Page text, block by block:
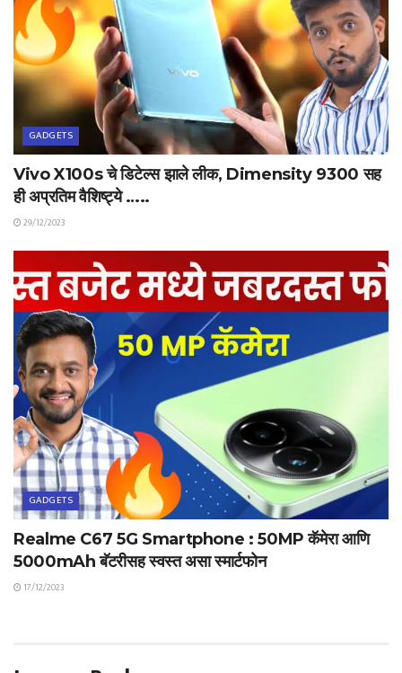
GADGETS
Vivo X100s चे डिटेल्स झाले लीक, Dimensity 9300 सह
ही अप्रतिम वैशिष्ट्ये …..
29/12/2023
GADGETS
Realme C67 5G Smartphone : 50MP कॅमेरा आणि
5000mAh बॅटरीसह स्वस्त असा स्मार्टफोन
17/12/2023